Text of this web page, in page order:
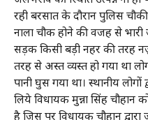
रही बरसात के दौरान पुलिस
नाला चौक होने की वजह से
सड़क किसी बड़ी नहर की तरह
तरह से अस्त व्यस्त हो गया था
पानी घुस गया था। स्थानीय
लिये विधायक मुन्ना सिंह
है जिस पर विधायक चौहान